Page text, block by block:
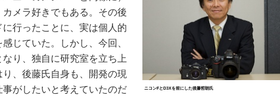
ニコンFとD3Xを前にした後藤哲朗氏
メラ好きでもある。その後
行ったことに、実は個人的
じていた。しかし、今回、
り、独自に研究室を立ち上
、後藤氏自身も、開発の現
がしたいと考えていたのだ